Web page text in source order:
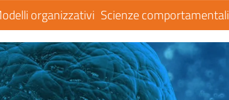
organizzativi Scienze comportamentali